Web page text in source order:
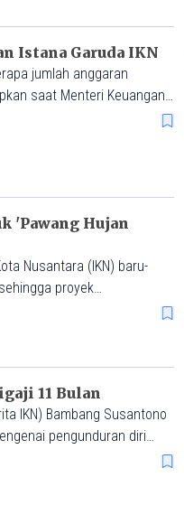
Istana Garuda IKN
jumlah anggaran
saat Menteri Keuangan
'Pawang Hujan
Nusantara (IKN) baru-
proyek
11 Bulan
IKN) Bambang Susantono
pengunduran diri